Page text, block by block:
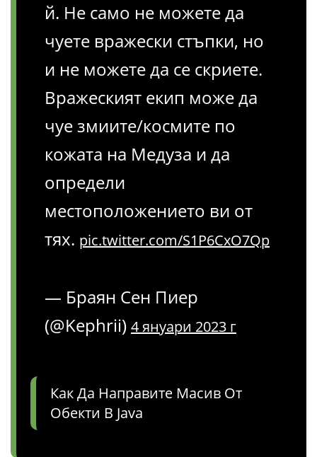
й. Не само не можете да
чуете вражески стъпки, но
и не можете да се скриете.
Вражеският екип може да
чуе змиите/космите по
кожата на Медуза и да
определи
местоположението ви от
тях. pic.twitter.com/S1P6CxO7Qp
— Браян Сен Пиер
(@Kephrii) 4 януари 2023 г
Как Да Направите Масив От
Обекти В Java